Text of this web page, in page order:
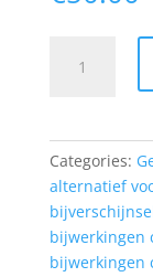
Kopen
Categories:
alternatief
bijwerkingen
bijwerkingen